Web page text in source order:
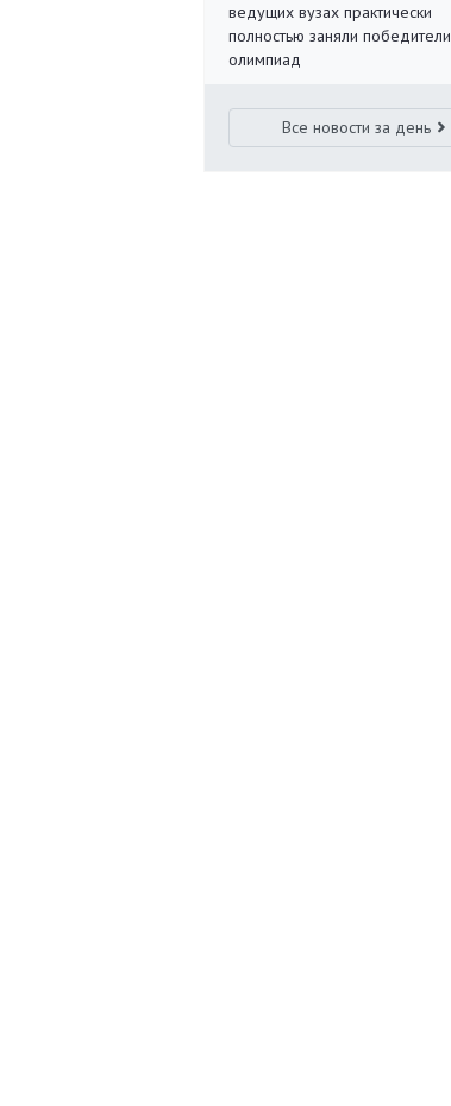
ведущих вузах практически
полностью заняли победители
олимпиад
Все новости за день